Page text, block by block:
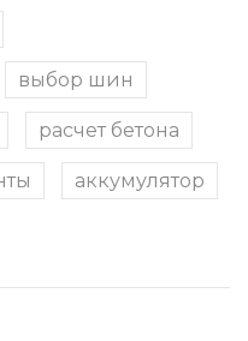
выбор шин
расчет бетона
аккумулятор